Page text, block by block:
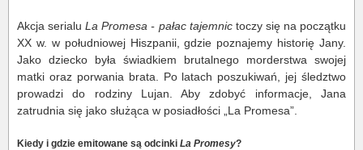
Akcja serialuLa Promesa - pałac tajemnictoczy się na początku
XX w. w południowej Hiszpanii, gdzie poznajemy historię Jany.
Jako dziecko była świadkiem brutalnego morderstwa swojej
matki oraz porwania brata. Po latach poszukiwań, jej śledztwo
prowadzi do rodziny Lujan. Aby zdobyć informacje, Jana
zatrudnia się jako służąca w posiadłości „La Promesa”.
Kiedy i gdzie emitowane są odcinki La Promesy?